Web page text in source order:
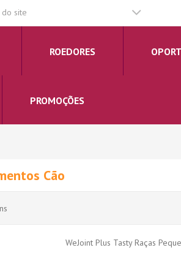
do site
ROEDORES
PROMOÇÕES
Cão
WeJoint Plus Tasty Raças